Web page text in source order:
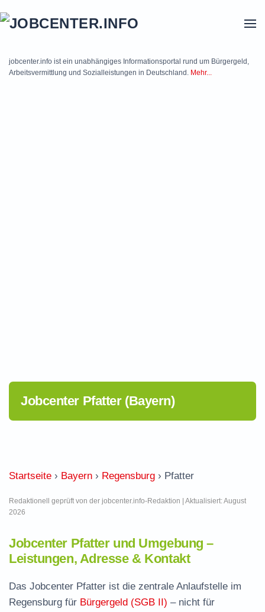
jobcenter.info ist ein unabhängiges Informationsportal rund um Bürgergeld,
Arbeitsvermittlung und Sozialleistungen in Deutschland. Mehr...
Jobcenter Pfatter (Bayern)
Startseite › Bayern › Regensburg › Pfatter
Redaktionell geprüft von der jobcenter.info-Redaktion | Aktualisiert: August
2026
Jobcenter Pfatter und Umgebung –
Leistungen, Adresse & Kontakt
Das Jobcenter Pfatter ist die zentrale Anlaufstelle im
Regensburg für Bürgergeld (SGB II) – nicht für